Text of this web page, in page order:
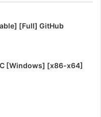
[Full] GitHub
[Windows] [x86-x64]